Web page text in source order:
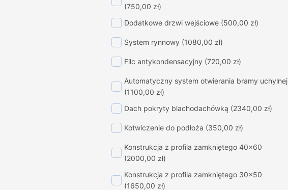
(750,00 zł)
Dodatkowe drzwi wejściowe (500,00 zł)
System rynnowy (1080,00 zł)
Filc antykondensacyjny (720,00 zł)
Automatyczny system otwierania bramy uchylnej
(1100,00 zł)
Dach pokryty blachodachówką (2340,00 zł)
Kotwiczenie do podłoża (350,00 zł)
Konstrukcja z profila zamkniętego 40x60
(2000,00 zł)
Konstrukcja z profila zamkniętego 30x50
(1650,00 zł)